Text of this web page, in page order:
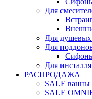
Для
Для
Для
Для
РАСПРОДАЖА
SALE ванны
SALE